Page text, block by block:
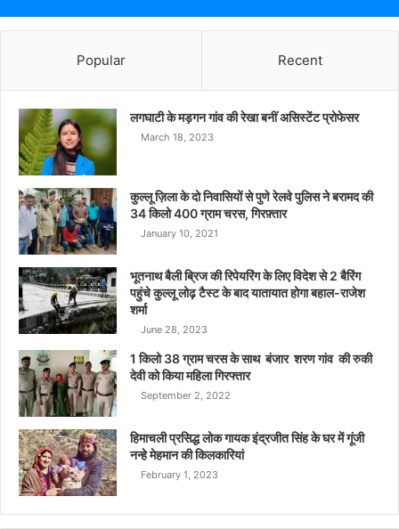
Popular Recent
लगघाटी के मड़गन गांव की रेखा बनीं असिस्टेंट प्रोफेसर
March 18, 2023
कुल्लू ज़िला के दो निवासियों से पुणे रेलवे पुलिस ने बरामद की
34 किलो 400 ग्राम चरस, गिरफ़्तार
January 10, 2021
भूतनाथ बैली ब्रिज की रिपेयरिंग के लिए विदेश से 2 बैरिंग
पहुंचे कुल्लू लोढ़ टैस्ट के बाद यातायात होगा बहाल-राजेश
शर्मा
June 28, 2023
1 किलो 38 ग्राम चरस के साथ बंजार शरण गांव की रुकी
देवी को किया महिला गिरफ्तार
September 2, 2022
हिमाचली प्रसिद्ध लोक गायक इंद्रजीत सिंह के घर में गूंजी
नन्हे मेहमान की किलकारियां
February 1, 2023